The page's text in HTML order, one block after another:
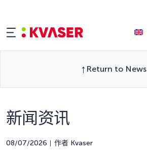
Return to News
新闻资讯
08/07/2026 作者 Kvaser